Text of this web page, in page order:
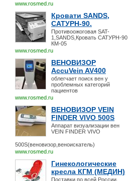
www.rosmed.ru
Кровати SANDS,
САТУРН-90.
Противоожоговая SAT-
1,SANDS,Кровать САТУРН-90
КМ-05
www.rosmed.ru
ВЕНОВИЗОР
AccuVein AV400
облегчает поиск вен у
проблемных категорий
пациентов
www.rosmed.ru
ВЕНОВИЗОР VEIN
FINDER VIVO 500S
Аппарат визуализации вен
VEIN FINDER VIVO
500S(веновизор,веноискатель)
www.rosmed.ru
Гинекологические
кресла КГМ (МЕДИН)
Поставки по всей России.